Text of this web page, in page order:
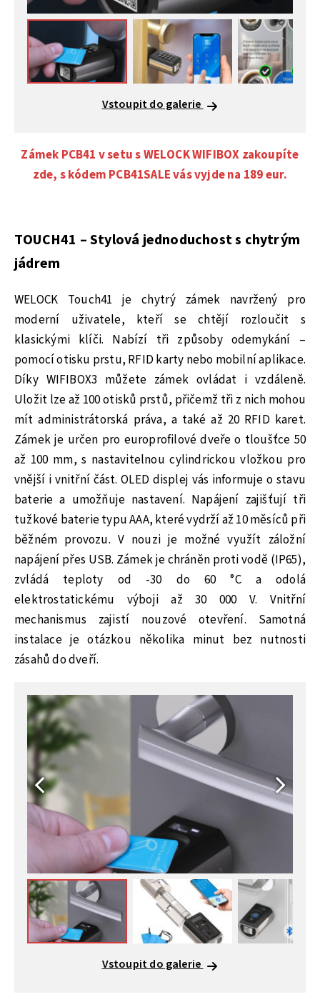
Vstoupit do galerie
Zámek PCB41 v setu s WELOCK WIFIBOX zakoupíte
zde, s kódem PCB41SALE vás vyjde na 189 eur.
TOUCH41 – Stylová jednoduchost s chytrým
jádrem
WELOCK Touch41 je chytrý zámek navržený pro
moderní uživatele, kteří se chtějí rozloučit s
klasickými klíči. Nabízí tři způsoby odemykání –
pomocí otisku prstu, RFID karty nebo mobilní aplikace.
Díky WIFIBOX3 můžete zámek ovládat i vzdáleně.
Uložit lze až 100 otisků prstů, přičemž tři z nich mohou
mít administrátorská práva, a také až 20 RFID karet.
Zámek je určen pro europrofilové dveře o tloušťce 50
až 100 mm, s nastavitelnou cylindrickou vložkou pro
vnější i vnitřní část. OLED displej vás informuje o stavu
baterie a umožňuje nastavení. Napájení zajišťují tři
tužkové baterie typu AAA, které vydrží až 10 měsíců při
běžném provozu. V nouzi je možné využít záložní
napájení přes USB. Zámek je chráněn proti vodě (IP65),
zvládá teploty od -30 do 60 °C a odolá
elektrostatickému výboji až 30 000 V. Vnitřní
mechanismus zajistí nouzové otevření. Samotná
instalace je otázkou několika minut bez nutnosti
zásahů do dveří.
Vstoupit do galerie